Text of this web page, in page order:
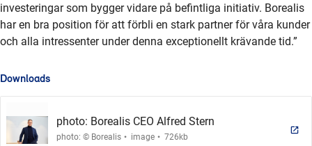
investeringar som bygger vidare på befintliga initiativ. Borealis
har en bra position för att förbli en stark partner för våra kunder
och alla intressenter under denna exceptionellt krävande tid.”
Downloads
photo: Borealis CEO Alfred Stern
photo: © Borealis . image . 726kb